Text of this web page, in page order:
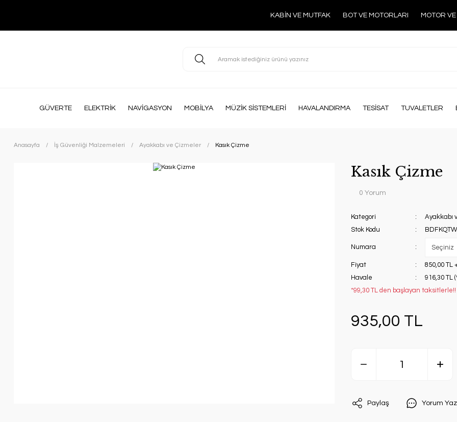
KABİN VE MUTFAK BOT VE MOTORLARI MOTOR
GÜVERTE ELEKTRİK NAVİGASYON MOBİLYA MÜZİK SİSTEMLERİ HAVALANDIRMA TESİSAT TUVALETLER
Anasayfa İş Güvenliği Malzemeleri Ayakkabı ve Çizmeler Kasık Çizme
Kasık Çizme
0 Yorum
Kategori
Ayakkabı
Stok Kodu
Numara
Fiyat
850,00 TL
Havale
916,30 TL
*99,30 TL den başlayan taksitlerle!!
935,00 TL
Paylaş Yorum Yaz